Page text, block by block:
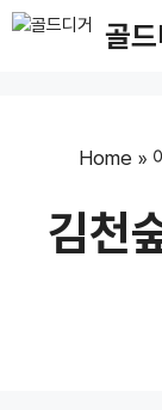
Skip
골드
Home »
김천